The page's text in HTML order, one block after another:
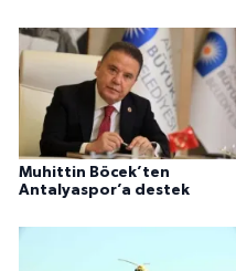
Muhittin Böcek’ten
Antalyaspor’a destek